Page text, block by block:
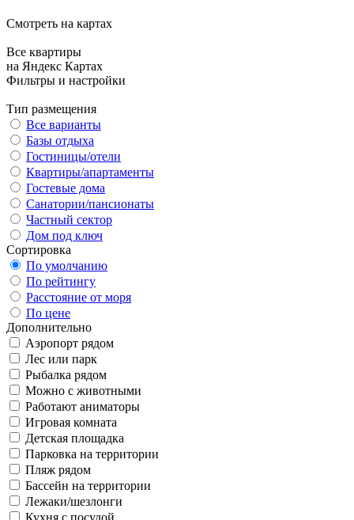
Смотреть на картах
Все квартиры
на Яндекс Картах
Фильтры и настройки
Тип размещения
Все варианты
Базы отдыха
Гостиницы/отели
Квартиры/апартаменты
Гостевые дома
Санатории/пансионаты
Частный сектор
Дом под ключ
Сортировка
По умолчанию
По рейтингу
Расстояние от моря
По цене
Дополнительно
Аэропорт рядом
Лес или парк
Рыбалка рядом
Можно с животными
Работают аниматоры
Игровая комната
Детская площадка
Парковка на территории
Пляж рядом
Бассейн на территории
Лежаки/шезлонги
Кухня с посудой